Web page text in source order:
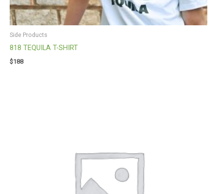
Side Products
818 TEQUILA T-SHIRT
$188